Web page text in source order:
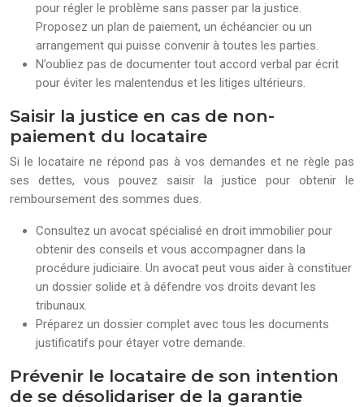
pour régler le problème sans passer par la justice.
Proposez un plan de paiement, un échéancier ou un
arrangement qui puisse convenir à toutes les parties.
N’oubliez pas de documenter tout accord verbal par écrit
pour éviter les malentendus et les litiges ultérieurs.
Saisir la justice en cas de non-
paiement du locataire
Si le locataire ne répond pas à vos demandes et ne règle pas
ses dettes, vous pouvez saisir la justice pour obtenir le
remboursement des sommes dues.
Consultez un avocat spécialisé en droit immobilier pour
obtenir des conseils et vous accompagner dans la
procédure judiciaire. Un avocat peut vous aider à constituer
un dossier solide et à défendre vos droits devant les
tribunaux.
Préparez un dossier complet avec tous les documents
justificatifs pour étayer votre demande.
Prévenir le locataire de son intention
de se désolidariser de la garantie